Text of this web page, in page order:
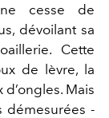
cesse de
dévoilant sa
Cette
de lèvre, la
Mais
démesurées -